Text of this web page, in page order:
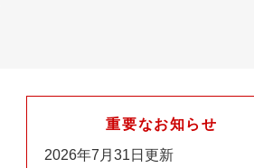
重要なお知らせ
2026年7月31日更新